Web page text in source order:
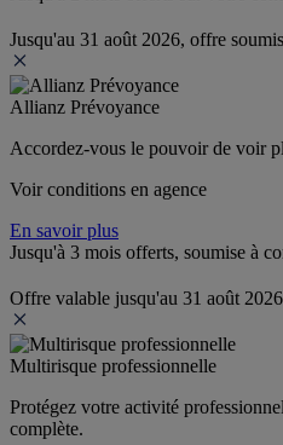
Jusqu'au 31 août 2026, offre
Allianz Prévoyance
Accordez-vous le pouvoir de voir
Voir conditions en agence
En savoir plus
Jusqu'à 3 mois offerts, soumise à
Offre valable jusqu'au 31 août 2026
Multirisque professionnelle
Protégez votre activité
complète.